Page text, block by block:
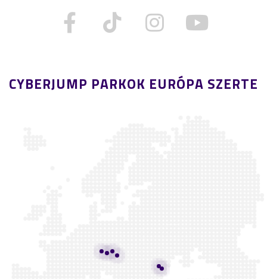
CYBERJUMP PARKOK EURÓPA SZERTE